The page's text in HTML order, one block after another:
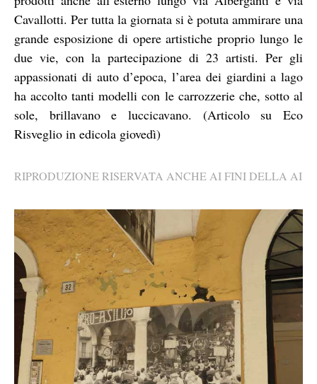
Cavallotti. Per tutta la giornata si è potuta ammirare una
grande esposizione di opere artistiche proprio lungo le
due vie, con la partecipazione di 23 artisti. Per gli
appassionati di auto d’epoca, l’area dei giardini a lago
ha accolto tanti modelli con le carrozzerie che, sotto al
sole, brillavano e luccicavano. (Articolo su Eco
Risveglio in edicola giovedì)
RIPRODUZIONE RISERVATA ANCHE AI FINI DELLA AI